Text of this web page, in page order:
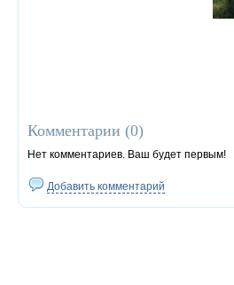
Комментарии (0)
Нет комментариев. Ваш будет первым!
Добавить комментарий